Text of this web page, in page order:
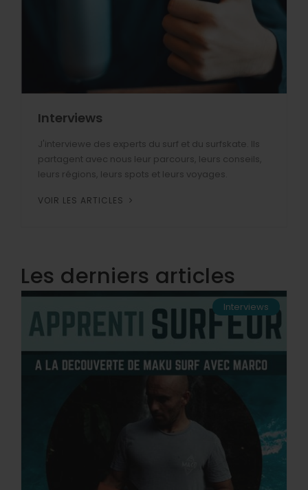
Interviews
J'interviewe des experts du surf et du surfskate. Ils
partagent avec nous leur parcours, leurs conseils,
leurs régions, leurs spots et leurs voyages.
VOIR LES ARTICLES
Les derniers articles
Interviews